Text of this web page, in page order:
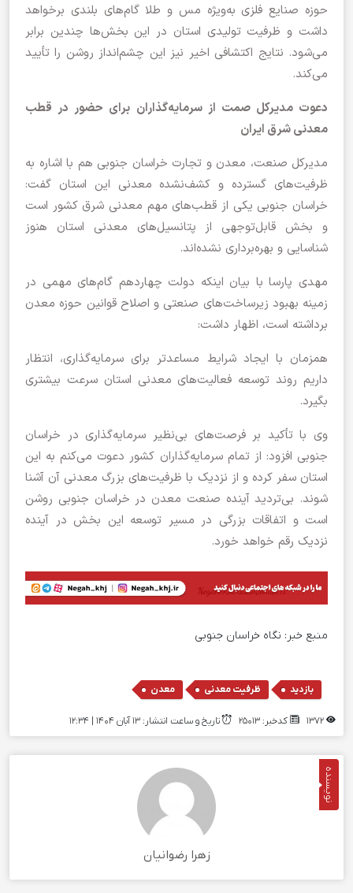
حوزه صنایع فلزی به‌ویژه مس و طلا گام‌های بلندی برخواهد
داشت و ظرفیت تولیدی استان در این بخش‌ها چندین برابر
می‌شود. نتایج اکتشافی اخیر نیز این چشم‌انداز روشن را تأیید
می‌کند.
دعوت مدیرکل صمت از سرمایه‌گذاران برای حضور در قطب
معدنی شرق ایران
مدیرکل صنعت، معدن و تجارت خراسان جنوبی هم با اشاره به
ظرفیت‌های گسترده و کشف‌نشده معدنی این استان گفت:
خراسان جنوبی یکی از قطب‌های مهم معدنی شرق کشور است
و بخش قابل‌توجهی از پتانسیل‌های معدنی استان هنوز
شناسایی و بهره‌برداری نشده‌اند.
مهدی پارسا با بیان اینکه دولت چهاردهم گام‌های مهمی در
زمینه بهبود زیرساخت‌های صنعتی و اصلاح قوانین حوزه معدن
برداشته است، اظهار داشت:
همزمان با ایجاد شرایط مساعدتر برای سرمایه‌گذاری، انتظار
داریم روند توسعه فعالیت‌های معدنی استان سرعت بیشتری
بگیرد.
وی با تأکید بر فرصت‌های بی‌نظیر سرمایه‌گذاری در خراسان
جنوبی افزود: از تمام سرمایه‌گذاران کشور دعوت می‌کنم به این
استان سفر کرده و از نزدیک با ظرفیت‌های بزرگ معدنی آن آشنا
شوند. بی‌تردید آینده صنعت معدن در خراسان جنوبی روشن
است و اتفاقات بزرگی در مسیر توسعه این بخش در آینده
نزدیک رقم خواهد خورد.
منبع خبر: نگاه خراسان جنوبی
بازدید , ظرفیت معدنی , معدن
کدخبر: 25013 تاریخ و ساعت انتشار: ۱۳ آبان ۱۴۰۴ | 12:34
نویسنده
زهرا رضوانیان